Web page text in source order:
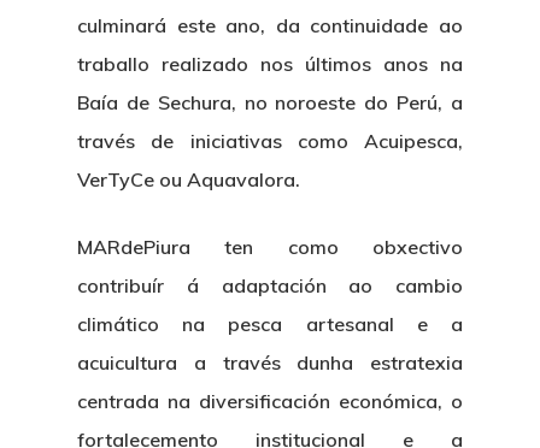
culminará este ano, da continuidade ao
traballo realizado nos últimos anos na
Baía de Sechura, no noroeste do Perú, a
través de iniciativas como Acuipesca,
VerTyCe ou Aquavalora.
MARdePiura ten como obxectivo
contribuír á adaptación ao cambio
climático na pesca artesanal e a
acuicultura a través dunha estratexia
centrada na diversificación económica, o
fortalecemento institucional e a